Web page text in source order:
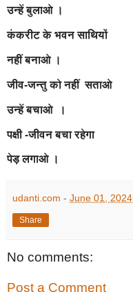
उन्हें बुलाओ ।
कंकरीट के भवन साथियों
नहीं बनाओ ।
जीव-जन्तु को नहीं सताओ
उन्हें बचाओ ।
पक्षी -जीवन बचा रहेगा
पेड़ लगाओ ।
udanti.com - June 01, 2024
Share
No comments:
Post a Comment